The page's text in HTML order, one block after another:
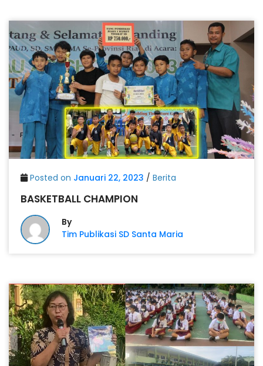
Posted on Januari 22, 2023 / Berita
BASKETBALL CHAMPION
By
Tim Publikasi SD Santa Maria